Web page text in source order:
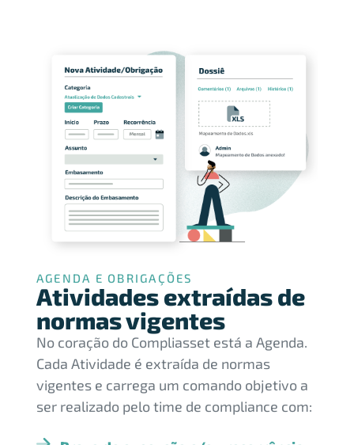
AGENDA E OBRIGAÇÕES
Atividades extraídas de
normas vigentes
No coração do Compliasset está a Agenda.
Cada Atividade é extraída de normas
vigentes e carrega um comando objetivo a
ser realizado pelo time de compliance com: